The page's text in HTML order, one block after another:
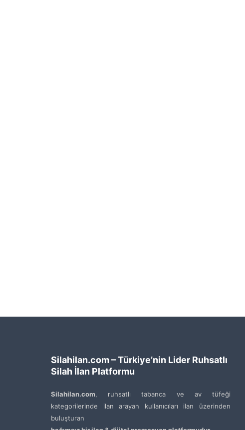
Silahilan.com – Türkiye’nin Lider Ruhsatlı
Silah İlan Platformu
Silahilan.com, ruhsatlı tabanca ve av tüfeği
kategorilerinde ilan arayan kullanıcıları ilan üzerinden
buluşturan